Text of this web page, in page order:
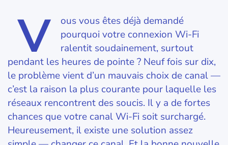
V
ous vous êtes déjà demandé
pourquoi votre connexion Wi‑Fi
ralentit soudainement, surtout
pendant les heures de pointe ? Neuf fois sur dix,
le problème vient d’un mauvais choix de canal —
c’est la raison la plus courante pour laquelle les
réseaux rencontrent des soucis. Il y a de fortes
chances que votre canal Wi‑Fi soit surchargé.
Heureusement, il existe une solution assez